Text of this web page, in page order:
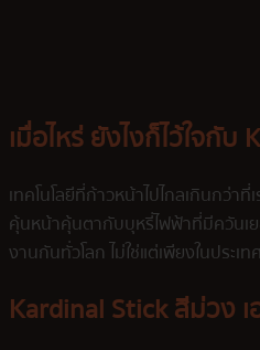
เมื่อไหร่ ยังไงก็ไว้ใจกั
เทคโนโลยีที่ก้าวหน้าไปไกลเกินกว่
คุ้นหน้าคุ้นตากับบุหรี่ไฟฟ้าที่มีควันเย
งานกันทั่วโลก ไม่ใช่แต่เพียงในประ
Kardinal Stick สีม่วง